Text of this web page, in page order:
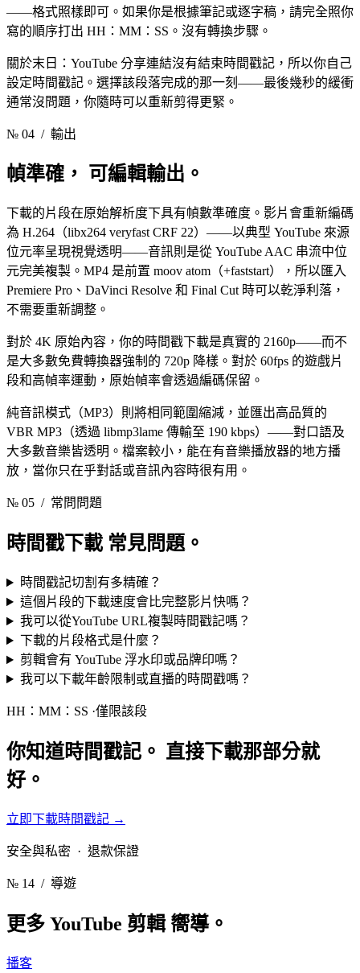
——格式照樣即可。如果你是根據筆記或逐字稿，請完全照你
寫的順序打出 HH：MM：SS。沒有轉換步驟。
關於末日：YouTube 分享連結沒有結束時間戳記，所以你自己
設定時間戳記。選擇該段落完成的那一刻——最後幾秒的緩衝
通常沒問題，你隨時可以重新剪得更緊。
№ 04 / 輸出
幀準確， 可編輯輸出。
下載的片段在原始解析度下具有幀數準確度。影片會重新編碼
為 H.264（libx264 veryfast CRF 22）——以典型 YouTube 來源
位元率呈現視覺透明——音訊則是從 YouTube AAC 串流中位
元完美複製。MP4 是前置 moov atom（+faststart），所以匯入
Premiere Pro、DaVinci Resolve 和 Final Cut 時可以乾淨利落，
不需要重新調整。
對於 4K 原始內容，你的時間戳下載是真實的 2160p——而不
是大多數免費轉換器強制的 720p 降樣。對於 60fps 的遊戲片
段和高幀率運動，原始幀率會透過編碼保留。
純音訊模式（MP3）則將相同範圍縮減，並匯出高品質的
VBR MP3（透過 libmp3lame 傳輸至 190 kbps）——對口語及
大多數音樂皆透明。檔案較小，能在有音樂播放器的地方播
放，當你只在乎對話或音訊內容時很有用。
№ 05 / 常問問題
時間戳下載 常見問題。
時間戳記切割有多精確？
這個片段的下載速度會比完整影片快嗎？
我可以從YouTube URL複製時間戳記嗎？
下載的片段格式是什麼？
剪輯會有 YouTube 浮水印或品牌印嗎？
我可以下載年齡限制或直播的時間戳嗎？
HH：MM：SS ·僅限該段
你知道時間戳記。 直接下載那部分就
好。
立即下載時間戳記 →
安全與私密 · 退款保證
№ 14 / 導遊
更多 YouTube 剪輯 嚮導。
播客